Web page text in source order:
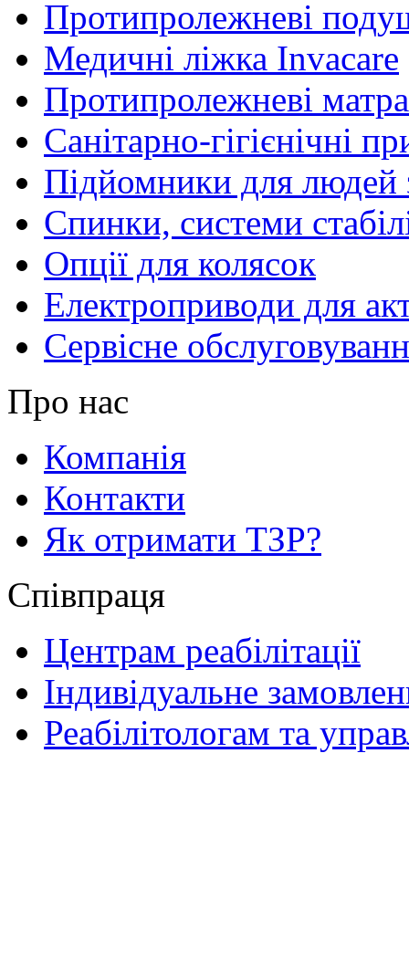
Протипролежневі
Медичні ліжка Invacare
Протипролежневі
Санітарно-гігієнічні
Підйомники для людей
Спинки, системи
Опції для колясок
Електроприводи для
Сервісне
Про нас
Компанія
Контакти
Як отримати ТЗР?
Співпраця
Центрам реабілітації
Індивідуальне
Реабілітологам та